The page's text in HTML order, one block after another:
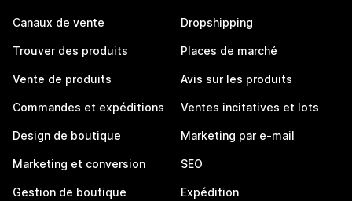
Canaux de vente
Trouver des produits
Vente de produits
Commandes et expéditions
Design de boutique
Marketing et conversion
Gestion de boutique
Dropshipping
Places de marché
Avis sur les produits
Ventes incitatives et lots
Marketing par e-mail
SEO
Expédition